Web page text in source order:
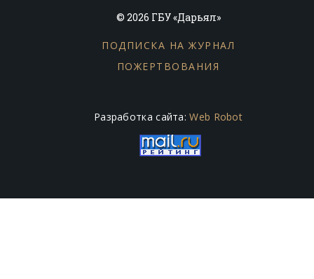
© 2026 ГБУ «Дарьял»
ПОДПИСКА НА ЖУРНАЛ
ПОЖЕРТВОВАНИЯ
Разработка сайта:Web Robot